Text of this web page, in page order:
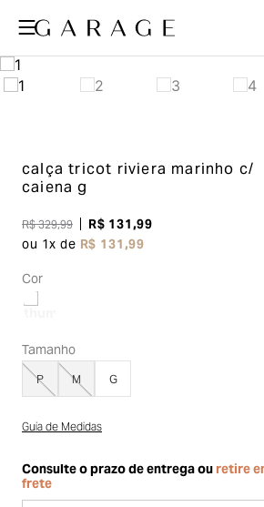
calça tricot riviera marinho c/
caiena g
R$329,99 R$131,99
ou 1x de R$ 131,99
Cor
Tamanho
P M G
Guia de Medidas